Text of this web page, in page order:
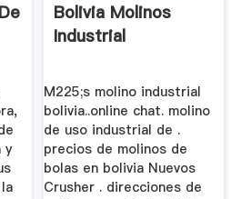
y
Bolivia Molinos
Industrial
M225;s molino industrial
bolivia..online chat. molino
de uso industrial de .
precios de molinos de
bolas en bolivia Nuevos
Crusher . direcciones de